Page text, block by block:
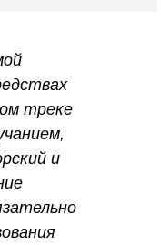
треке
и